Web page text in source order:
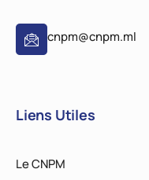
cnpm@cnpm.ml
Liens Utiles
Le CNPM